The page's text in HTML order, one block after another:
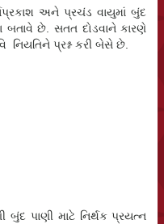
અને પ્રચંડ વાયુમાં બુંદ
બતાવે છે. સતત દોડવાને કારણે
નિયતિને પ્રશ્ન કરી બેસે છે.
પાણી માટે નિર્થક પ્રયત્ન